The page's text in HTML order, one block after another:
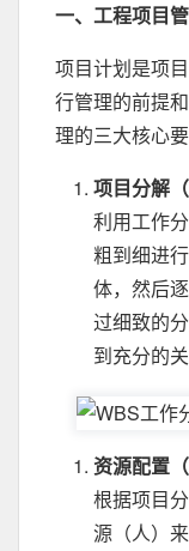
一、工程项目
项目计划是项
行管理的前提
理的三大核心
项目分解（
利用工作
粗到细进
体，然后
过细致的
到充分的
资源配置（
根据项目
源（人）